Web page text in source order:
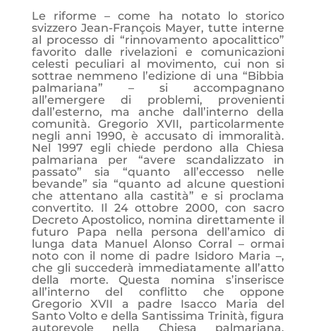
Le riforme – come ha notato lo storico
svizzero Jean-François Mayer, tutte interne
al processo di “rinnovamento apocalittico”
favorito dalle rivelazioni e comunicazioni
celesti peculiari al movimento, cui non si
sottrae nemmeno l’edizione di una “Bibbia
palmariana” – si accompagnano
all’emergere di problemi, provenienti
dall’esterno, ma anche dall’interno della
comunità. Gregorio XVII, particolarmente
negli anni 1990, è accusato di immoralità.
Nel 1997 egli chiede perdono alla Chiesa
palmariana per “avere scandalizzato in
passato” sia “quanto all’eccesso nelle
bevande” sia “quanto ad alcune questioni
che attentano alla castità” e si proclama
convertito. Il 24 ottobre 2000, con sacro
Decreto Apostolico, nomina direttamente il
futuro Papa nella persona dell’amico di
lunga data Manuel Alonso Corral – ormai
noto con il nome di padre Isidoro Maria –,
che gli succederà immediatamente all’atto
della morte. Questa nomina s’inserisce
all’interno del conflitto che oppone
Gregorio XVII a padre Isacco Maria del
Santo Volto e della Santissima Trinità, figura
autorevole nella Chiesa palmariana,